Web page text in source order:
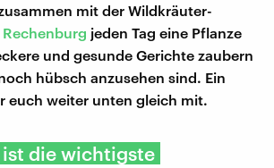
mit der Wildkräuter-
Rechenburg jeden Tag eine Pflanze
und gesunde Gerichte zaubern
hübsch anzusehen sind. Ein
euch weiter unten gleich mit.
die wichtigste